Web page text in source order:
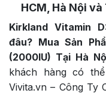
HCM, Hà Nội
Kirkland Vitamin
đâu? Mua Sản
(2000IU) Tại Hà
khách hàng có
Vivita.vn – Công Ty